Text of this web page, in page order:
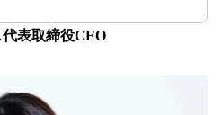
表取締役CEO